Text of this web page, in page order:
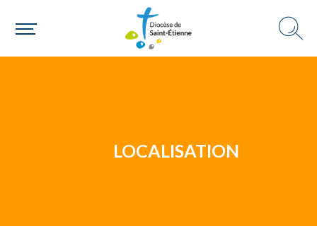
Un mouvement
LOCALISATION